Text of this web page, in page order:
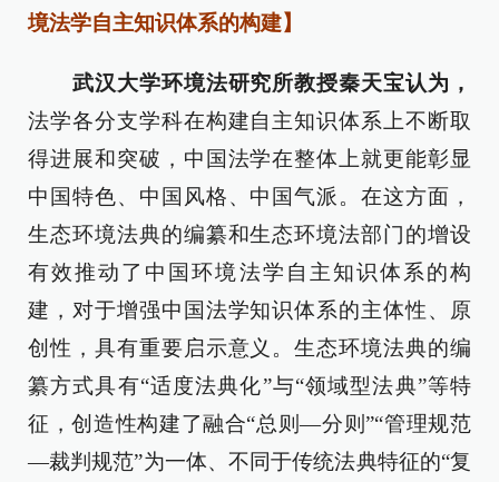
境法学自主知识体系的构建】
武汉大学环境法研究所教授秦天宝认为，
法学各分支学科在构建自主知识体系上不断取
得进展和突破，中国法学在整体上就更能彰显
中国特色、中国风格、中国气派。在这方面，
生态环境法典的编纂和生态环境法部门的增设
有效推动了中国环境法学自主知识体系的构
建，对于增强中国法学知识体系的主体性、原
创性，具有重要启示意义。生态环境法典的编
纂方式具有“适度法典化”与“领域型法典”等特
征，创造性构建了融合“总则—分则”“管理规范
—裁判规范”为一体、不同于传统法典特征的“复